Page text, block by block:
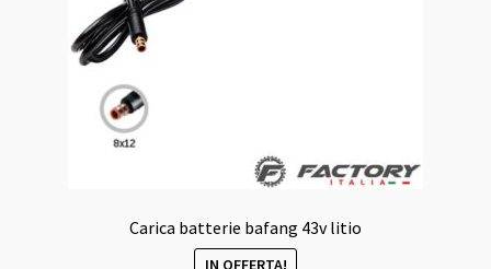
Carica batterie bafang 43v litio
IN OFFERTA!